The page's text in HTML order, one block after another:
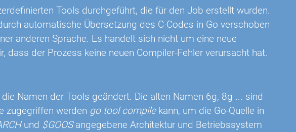
Tools durchgeführt, die für den Job erstellt wurden.
automatische Übersetzung des C-Codes in Go verschoben
anderen Sprache. Es handelt sich nicht um eine neue
dass der Prozess keine neuen Compiler-Fehler verursacht hat.
Namen der Tools geändert. Die alten Namen 6g, 8g ... sind
zugegriffen werden go tool compilekann, um die Go-Quelle in
und $GOOSangegebene Architektur und Betriebssystem